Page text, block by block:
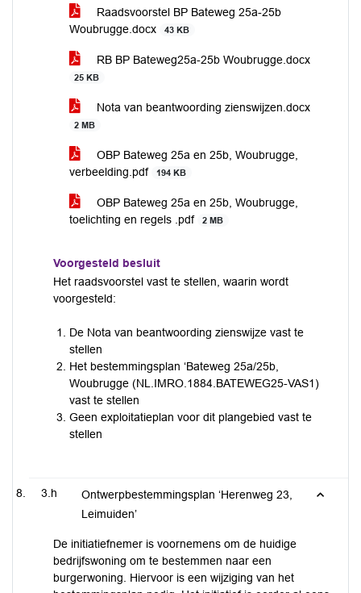
Raadsvoorstel BP Bateweg 25a-25b
Woubrugge.docx
43 KB
RB BP Bateweg25a-25b Woubrugge.docx
25 KB
Nota van beantwoording zienswijzen.docx
2 MB
OBP Bateweg 25a en 25b, Woubrugge,
verbeelding.pdf
194 KB
OBP Bateweg 25a en 25b, Woubrugge,
toelichting en regels .pdf
2 MB
Voorgesteld besluit
Het raadsvoorstel vast te stellen, waarin wordt
voorgesteld:
De Nota van beantwoording zienswijze vast te
stellen
Het bestemmingsplan ‘Bateweg 25a/25b,
Woubrugge (NL.IMRO.1884.BATEWEG25-VAS1)
vast te stellen
Geen exploitatieplan voor dit plangebied vast te
stellen
3.h
Ontwerpbestemmingsplan ‘Herenweg 23,
Leimuiden’
De initiatiefnemer is voornemens om de huidige
bedrijfswoning om te bestemmen naar een
burgerwoning. Hiervoor is een wijziging van het